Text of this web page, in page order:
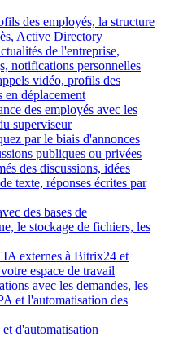
des employés, la structure
Active Directory
de l'entreprise,
notifications personnelles
vidéo, profils des
déplacement
des employés avec les
superviseur
par le biais d'annonces
publiques ou privées
des discussions, idées
texte, réponses écrites par
des bases de
le stockage de fichiers, les
externes à Bitrix24 et
espace de travail
avec les demandes, les
et l'automatisation des
d'automatisation